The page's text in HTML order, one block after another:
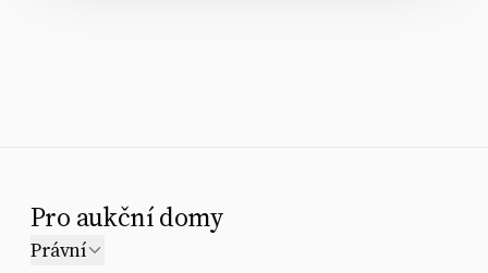
Pro aukční domy
Právní